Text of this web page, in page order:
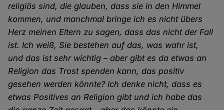
religiös sind, die glauben, dass sie in den Himmel
kommen, und manchmal bringe ich es nicht übers
Herz meinen Eltern zu sagen, dass das nicht der Fall
ist. Ich weiß, Sie bestehen auf das, was wahr ist,
und das ist sehr wichtig – aber gibt es da etwas an
Religion das Trost spenden kann, das positiv
gesehen werden könnte? Ich denke nicht, dass es
etwas Positives an Religion gibt und ich habe das